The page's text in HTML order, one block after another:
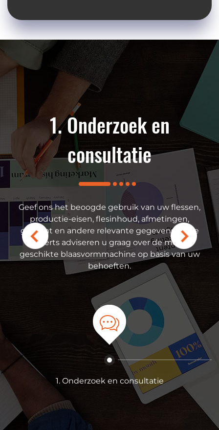
apparatuur kunt u
met onze
profiteren van
We bieden 24
op afstand
tegen betaling
voor de klant.
1. Onderzoek en
consultatie
Geef ons het beoogde gebruik van uw flessen,
productie-eisen, flesinhoud, afmetingen,
gewicht en andere relevante gegevens. Onze
experts adviseren u graag over de meest
geschikte blaasvormmachine op basis van uw
behoeften.
2.
Op basis van uw
oplossing op
specificaties van
1. Onderzoek en consultatie